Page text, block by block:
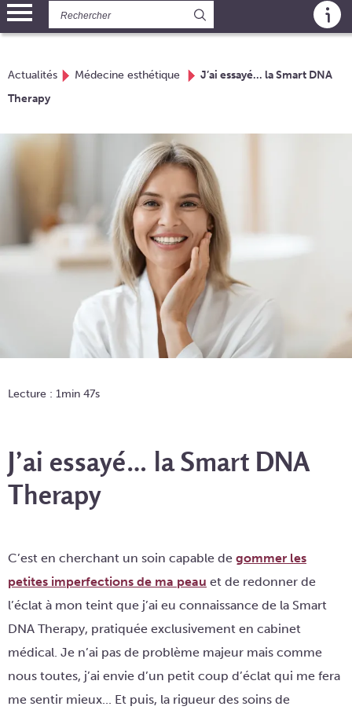
Actualités Médecine esthétique
J’ai essayé… la Smart DNA
Therapy
Lecture : 1min 47s
J’ai essayé… la Smart DNA
Therapy
C’est en cherchant un soin capable de gommer les
petites imperfections de ma peau et de redonner de
l’éclat à mon teint que j’ai eu connaissance de la Smart
DNA Therapy, pratiquée exclusivement en cabinet
médical. Je n’ai pas de problème majeur mais comme
nous toutes, j’ai envie d’un petit coup d’éclat qui me fera
me sentir mieux... Et puis, la rigueur des soins de
Panneau de gestion des cookies